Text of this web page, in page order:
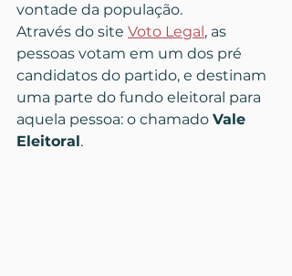
vontade da população.
Através do site Voto Legal, as
pessoas votam em um dos pré
candidatos do partido, e destinam
uma parte do fundo eleitoral para
aquela pessoa: o chamado Vale
Eleitoral.